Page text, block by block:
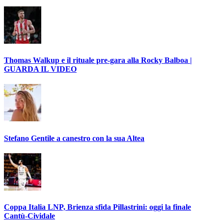
Thomas Walkup e il rituale pre-gara alla Rocky Balboa |
GUARDA IL VIDEO
Stefano Gentile a canestro con la sua Altea
Coppa Italia LNP, Brienza sfida Pillastrini: oggi la finale
Cantù-Cividale